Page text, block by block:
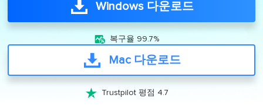
Windows 다운로드
 복구율 99.7%
Mac 다운로드
 Trustpilot 평점 4.7